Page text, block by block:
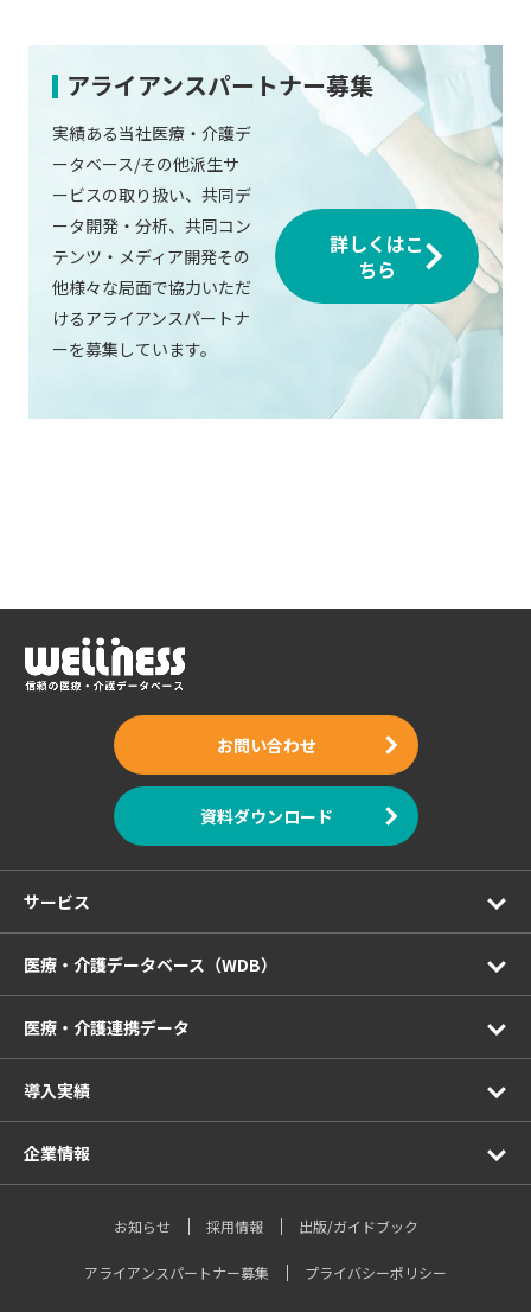
アライアンスパートナー募集
実績ある当社医療・介護デ
ータベース/その他派生サ
ービスの取り扱い、共同デ
ータ開発・分析、共同コン
テンツ・メディア開発その
他様々な局面で協力いただ
けるアライアンスパートナ
ーを募集しています。
詳しくはこ
ちら
お問い合わせ
資料ダウンロード
サービス
医療・介護データベース（WDB）
医療・介護連携データ
導入実績
企業情報
お知らせ 採用情報 出版/ガイドブック
アライアンスパートナー募集 プライバシーポリシー